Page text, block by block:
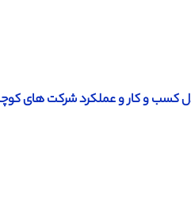
مدل کسب و کار و عملکرد شرکت های